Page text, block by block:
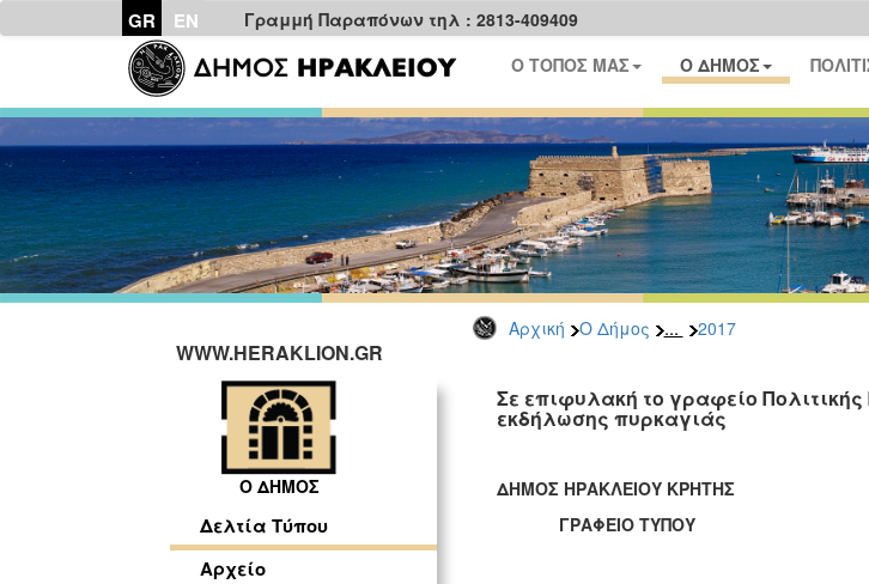
GR EN Γραμμή Παραπόνων τηλ : 2813-409409
Ο ΤΟΠΟΣ ΜΑΣ Ο ΔΗΜΟΣ
Αρχική Ο Δήμος ... 2017
WWW.HERAKLION.GR
Ο ΔΗΜΟΣ
Δελτία Τύπου
Αρχείο
Σε επιφυλακή το γραφείο
εκδήλωσης πυρκαγιάς
ΔΗΜΟΣ ΗΡΑΚΛΕΙΟΥ ΚΡΗΤΗΣ
ΓΡΑΦΕΙΟ ΤΥΠΟΥ